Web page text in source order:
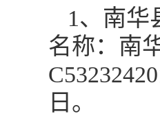
1、南华
名称：南
日。